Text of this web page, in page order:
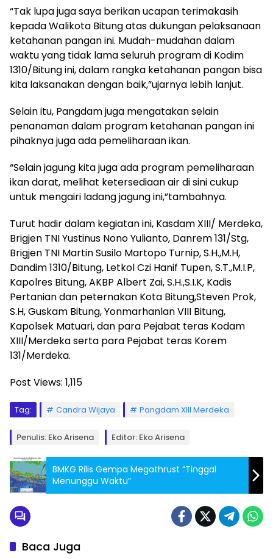
“Tak lupa juga saya berikan ucapan terimakasih
kepada Walikota Bitung atas dukungan pelaksanaan
ketahanan pangan ini. Mudah-mudahan dalam
waktu yang tidak lama seluruh program di Kodim
1310/Bitung ini, dalam rangka ketahanan pangan bisa
kita laksanakan dengan baik,”ujarnya lebih lanjut.
Selain itu, Pangdam juga mengatakan selain
penanaman dalam program ketahanan pangan ini
pihaknya juga ada pemeliharaan ikan.
“Selain jagung kita juga ada program pemeliharaan
ikan darat, melihat ketersediaan air di sini cukup
untuk mengairi ladang jagung ini,”tambahnya.
Turut hadir dalam kegiatan ini, Kasdam XIII/ Merdeka,
Brigjen TNI Yustinus Nono Yulianto, Danrem 131/Stg,
Brigjen TNI Martin Susilo Martopo Turnip, S.H.,M.H,
Dandim 1310/Bitung, Letkol Czi Hanif Tupen, S.T.,M.I.P,
Kapolres Bitung, AKBP Albert Zai, S.H.,S.I.K, Kadis
Pertanian dan peternakan Kota Bitung,Steven Prok,
S.H, Guskam Bitung, Yonmarhanlan VIII Bitung,
Kapolsek Matuari, dan para Pejabat teras Kodam
XIII/Merdeka serta para Pejabat teras Korem
131/Merdeka.
Post Views: 1,115
Tag: Candra Wijaya Pangdam XIII Merdeka
Penulis: Eko Arisena Editor: Eko Arisena
BMKG Rilis Gempa Megathrust “Tinggal
Menunggu Waktu”
Baca Juga